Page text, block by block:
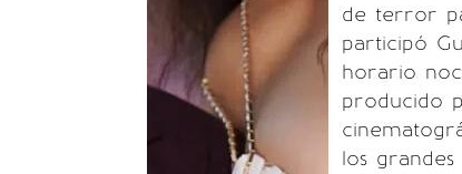
de terror
participó
horario
producido
los